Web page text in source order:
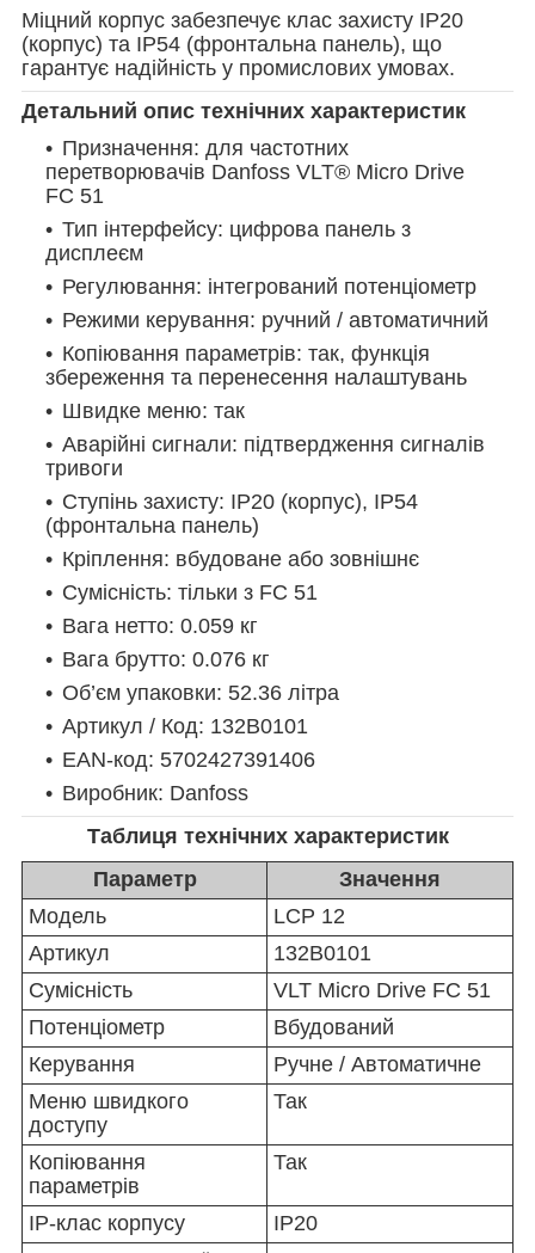
Міцний корпус забезпечує клас захисту IP20
(корпус) та IP54 (фронтальна панель), що
гарантує надійність у промислових умовах.
Детальний опис технічних характеристик
Призначення: для частотних
перетворювачів Danfoss VLT® Micro Drive
FC 51
Тип інтерфейсу: цифрова панель з
дисплеєм
Регулювання: інтегрований потенціометр
Режими керування: ручний / автоматичний
Копіювання параметрів: так, функція
збереження та перенесення налаштувань
Швидке меню: так
Аварійні сигнали: підтвердження сигналів
тривоги
Ступінь захисту: IP20 (корпус), IP54
(фронтальна панель)
Кріплення: вбудоване або зовнішнє
Сумісність: тільки з FC 51
Вага нетто: 0.059 кг
Вага брутто: 0.076 кг
Об’єм упаковки: 52.36 літра
Артикул / Код: 132B0101
EAN-код: 5702427391406
Виробник: Danfoss
Таблиця технічних характеристик
Параметр
Значення
Модель
LCP 12
Артикул
132B0101
Сумісність
VLT Micro Drive FC 51
Потенціометр
Вбудований
Керування
Ручне / Автоматичне
Меню швидкого
доступу
Так
Копіювання
параметрів
Так
IP-клас корпусу
IP20